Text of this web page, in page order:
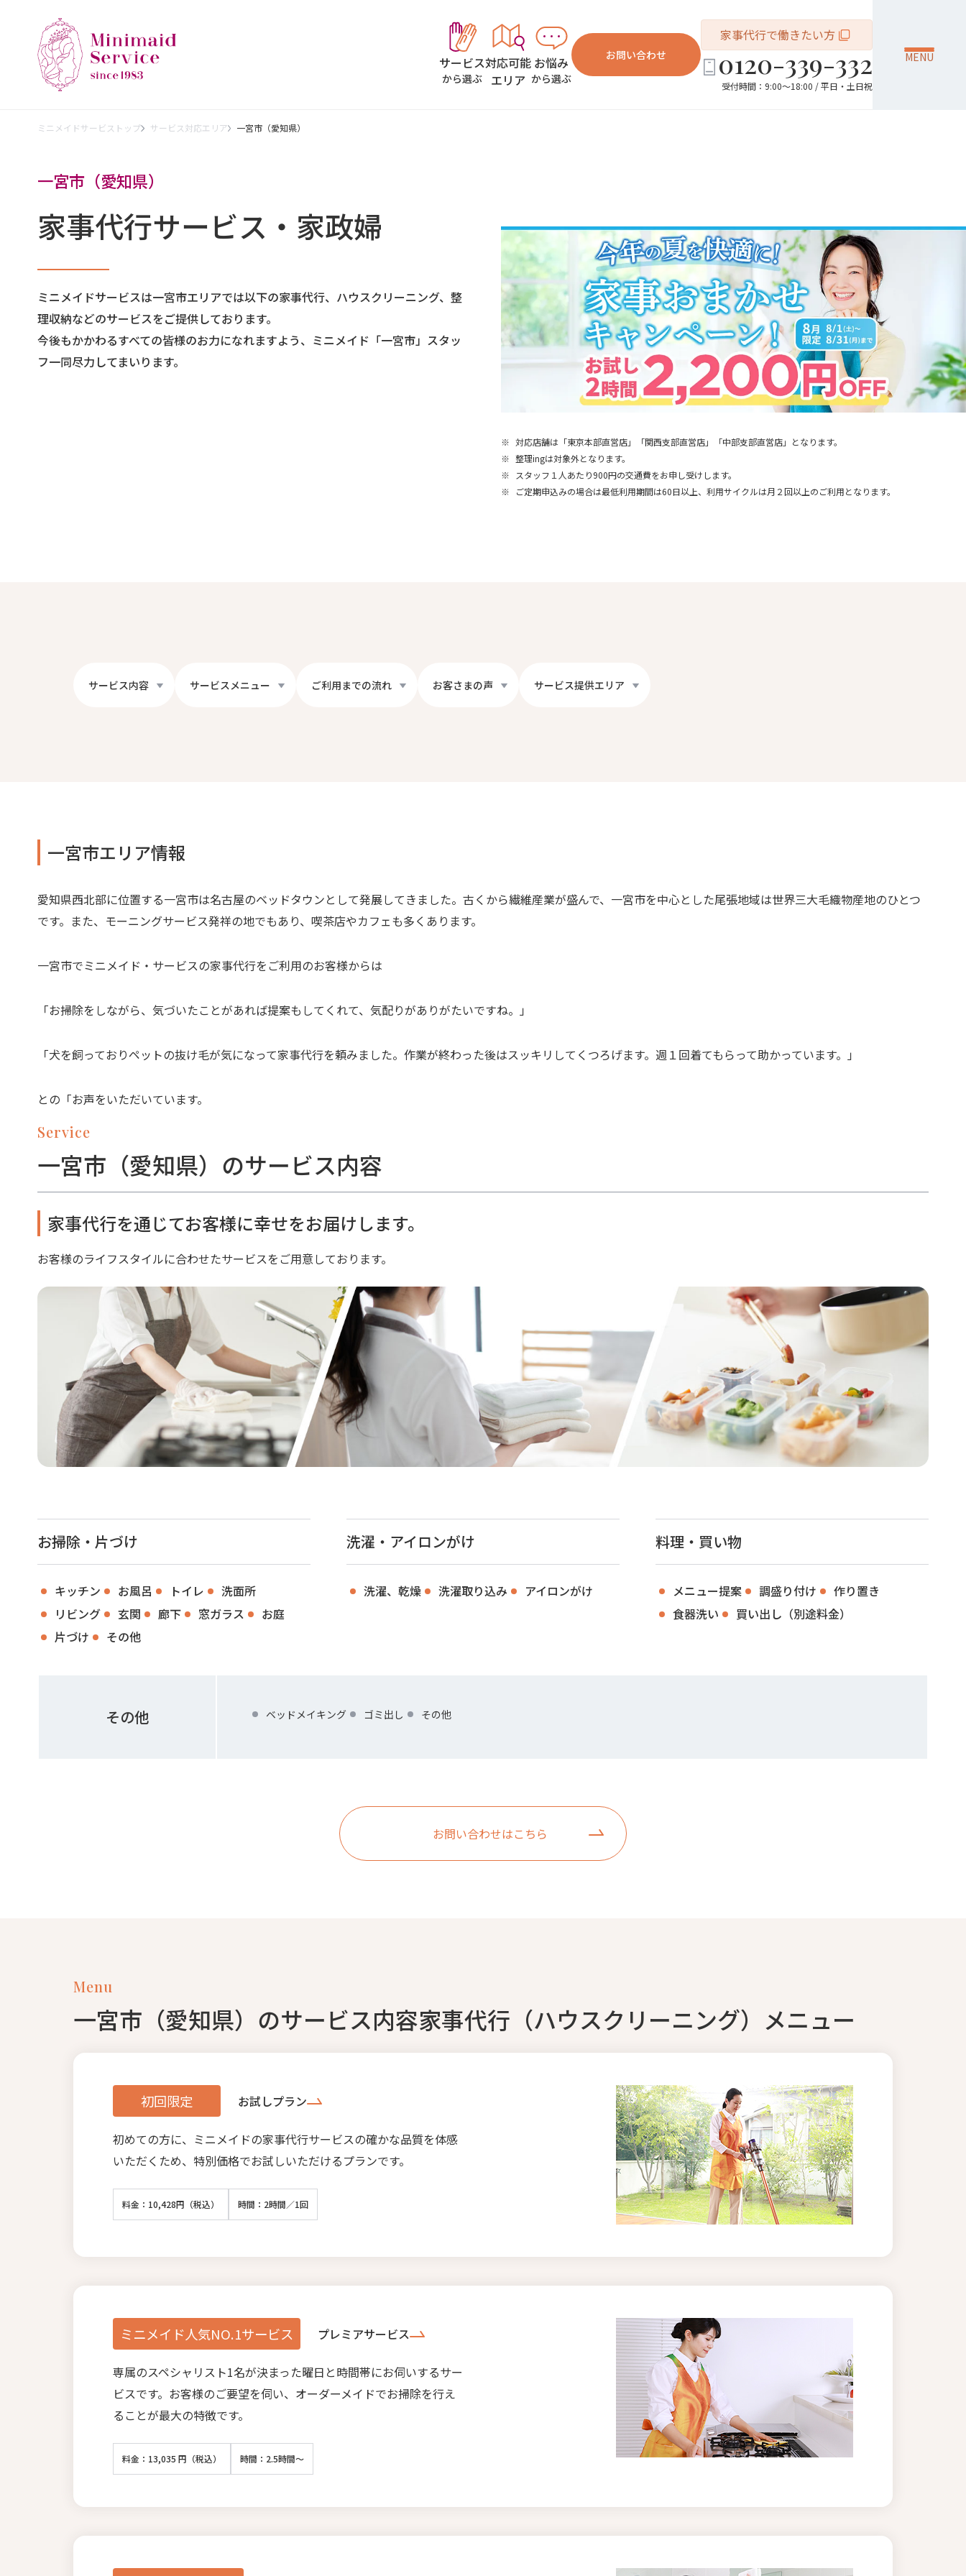
サービス
から選ぶ
対応可能
エリア
お悩み
から選ぶ
お問い合わせ
家事代行で働きたい方
0120-339-332
受付時間：9:00～18:00 / 平日・土日祝
MENU
ミニメイドサービストップ サービス対応エリア 一宮市（愛知県）
一宮市（愛知県）
家事代行サービス・家政婦
ミニメイドサービスは一宮市エリアでは以下の家事代行、ハウスクリーニング、整
理収納などのサービスをご提供しております。
今後もかかわるすべての皆様のお力になれますよう、ミニメイド「一宮市」スタッ
フ一同尽力してまいります。
※ 対応店舗は「東京本部直営店」「関西支部直営店」「中部支部直営店」となります。
※ 整理ingは対象外となります。
※
スタッフ１人あたり900円の交通費をお申し受けします。
※
ご定期申込みの場合は最低利用期間は60日以上、利用サイクルは月２回以上のご利用となります。
サービス内容 サービスメニュー ご利用までの流れ お客さまの声 サービス提供エリア
一宮市エリア情報
愛知県西北部に位置する一宮市は名古屋のベッドタウンとして発展してきました。古くから繊維産業が盛んで、一宮市を中心とした尾張地域は世界三大毛織物産地のひとつ
です。また、モーニングサービス発祥の地でもあり、喫茶店やカフェも多くあります。
一宮市でミニメイド・サービスの家事代行をご利用のお客様からは
「お掃除をしながら、気づいたことがあれば提案もしてくれて、気配りがありがたいですね。」
「犬を飼っておりペットの抜け毛が気になって家事代行を頼みました。作業が終わった後はスッキリしてくつろげます。週１回着てもらって助かっています。」
との「お声をいただいています。
Service
一宮市（愛知県）のサービス内容
家事代行を通じてお客様に幸せをお届けします。
お客様のライフスタイルに合わせたサービスをご用意しております。
お掃除・片づけ
キッチン お風呂 トイレ
洗面所
リビング
玄関 廊下 窓ガラス
お庭
片づけ
その他
洗濯・アイロンがけ
洗濯、乾燥 洗濯取り込み アイロンがけ
料理・買い物
メニュー提案 調盛り付け
作り置き
食器洗い
買い出し（別途料金）
その他 ベッドメイキング ゴミ出し その他
お問い合わせはこちら
Menu
一宮市（愛知県）のサービス内容家事代行（ハウスクリーニング）メニュー
初回限定 お試しプラン
初めての方に、ミニメイドの家事代行サービスの確かな品質を体感
いただくため、特別価格でお試しいただけるプランです。
料金：10,428円（税込） 時間：2時間／1回
ミニメイド人気NO.1サービス プレミアサービス
専属のスペシャリスト1名が決まった曜日と時間帯にお伺いするサー
ビスです。お客様のご要望を伺い、オーダーメイドでお掃除を行え
ることが最大の特徴です。
料金：13,035 円（税込） 時間：2.5時間～